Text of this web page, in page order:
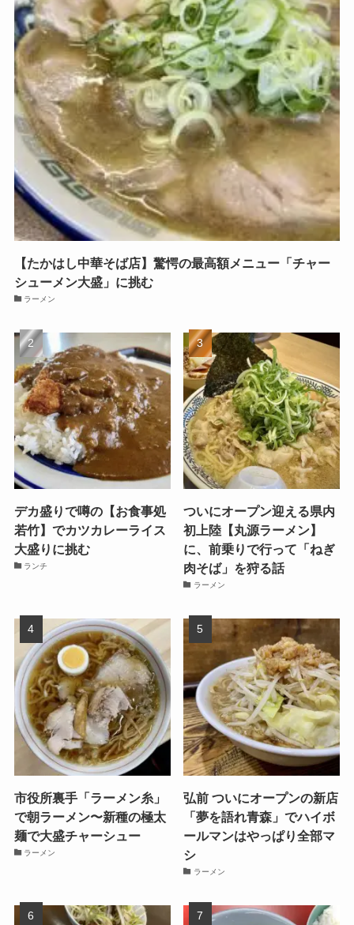
【たかはし中華そば店】驚愕の最高額メニュー「チャー
シューメン大盛」に挑む
ラーメン
デカ盛りで噂の【お食事処
若竹】でカツカレーライス
大盛りに挑む
ランチ
ついにオープン迎える県内
初上陸【丸源ラーメン】
に、前乗りで行って「ねぎ
肉そば」を狩る話
ラーメン
市役所裏手「ラーメン糸」
で朝ラーメン〜新種の極太
麺で大盛チャーシュー
ラーメン
弘前 ついにオープンの新店
「夢を語れ青森」でハイボ
ールマンはやっぱり全部マ
シ
ラーメン